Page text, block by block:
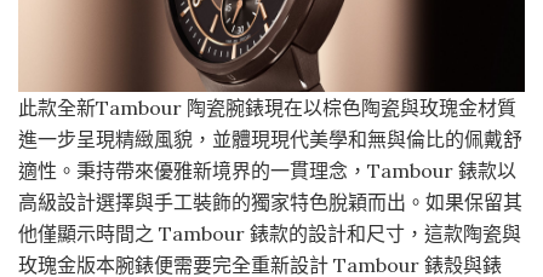
此款全新Tambour 陶瓷腕錶現在以棕色陶瓷與玫瑰金材質
進一步呈現精緻風貌，並體現現代美學和無與倫比的佩戴舒
適性。秉持帶來優雅新境界的一貫理念，Tambour 錶款以
高級設計選擇與手工裝飾的獨家特色脫穎而出。如果保留其
他僅顯示時間之 Tambour 錶款的設計和尺寸，這款陶瓷與
玫瑰金版本腕錶便需要完全重新設計 Tambour 錶殼與錶